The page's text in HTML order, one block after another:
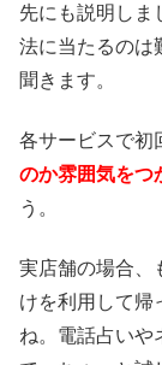
先にも説明しま
法に当たるのは
聞きます。
各サービスで初
のか雰囲気をつ
う。
実店舗の場合、
けを利用して帰
ね。電話占いや